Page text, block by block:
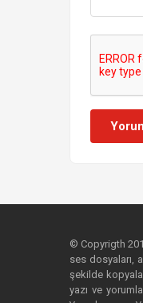
© Copyrigth
ses dosyaları,
şekilde
yazı ve